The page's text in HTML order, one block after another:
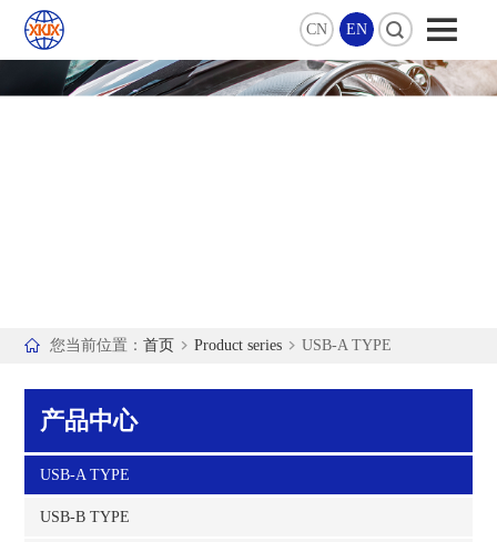
CN EN
您当前位置：首页 Product series USB-A TYPE
产品中心
USB-A TYPE
USB-B TYPE